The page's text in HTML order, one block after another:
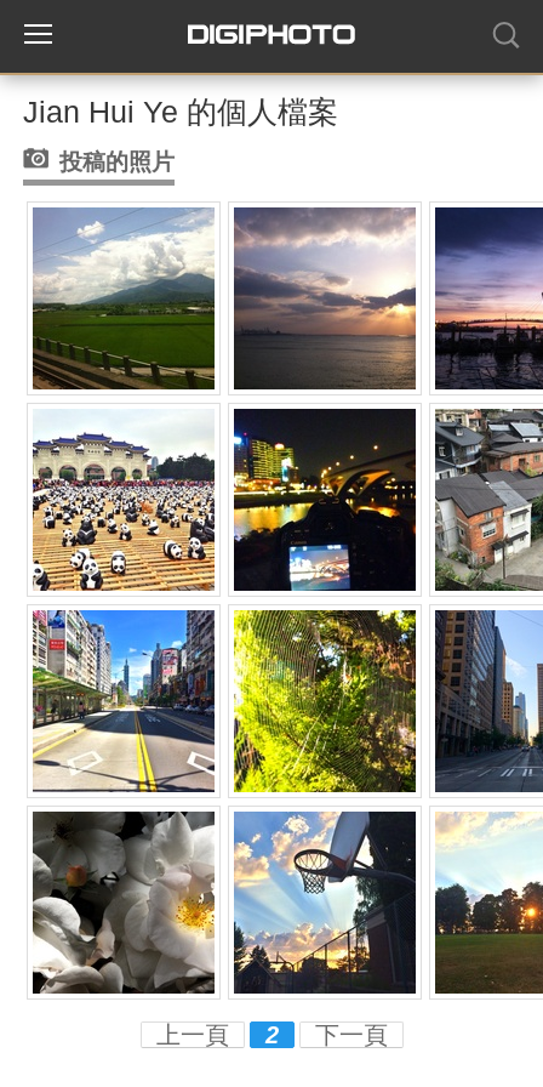
Jian Hui Ye 的個人檔案
投稿的照片
上一頁 2 下一頁